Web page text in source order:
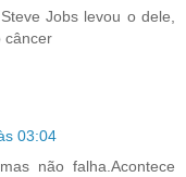
Jobs levou o dele,
câncer
03:04
não falha.Acontece